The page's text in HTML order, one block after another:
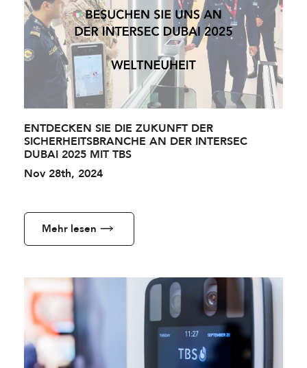
ENTDECKEN SIE DIE ZUKUNFT DER
SICHERHEITSBRANCHE AN DER INTERSEC
DUBAI 2025 MIT TBS
Nov 28th, 2024
Mehr lesen